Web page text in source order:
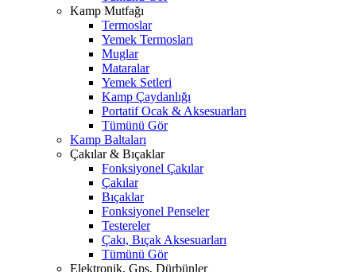
Kamp Mutfağı
Termoslar
Yemek Termosları
Muglar
Mataralar
Yemek Setleri
Kamp Çaydanlığı
Portatif Ocak & Aksesuarları
Tümünü Gör
Kamp Baltaları
Çakılar & Bıçaklar
Fonksiyonel Çakılar
Çakılar
Bıçaklar
Fonksiyonel Penseler
Testereler
Çakı, Bıçak Aksesuarları
Tümünü Gör
Elektronik, Gps, Dürbünler